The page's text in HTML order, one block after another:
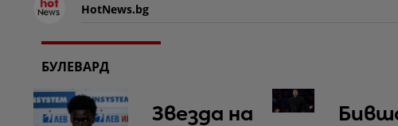
HotNews.bg
БУЛЕВАРД
Звезда на